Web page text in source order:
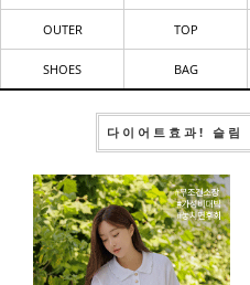
OUTER TOP
SHOES BAG
다이어트효과! 슬림